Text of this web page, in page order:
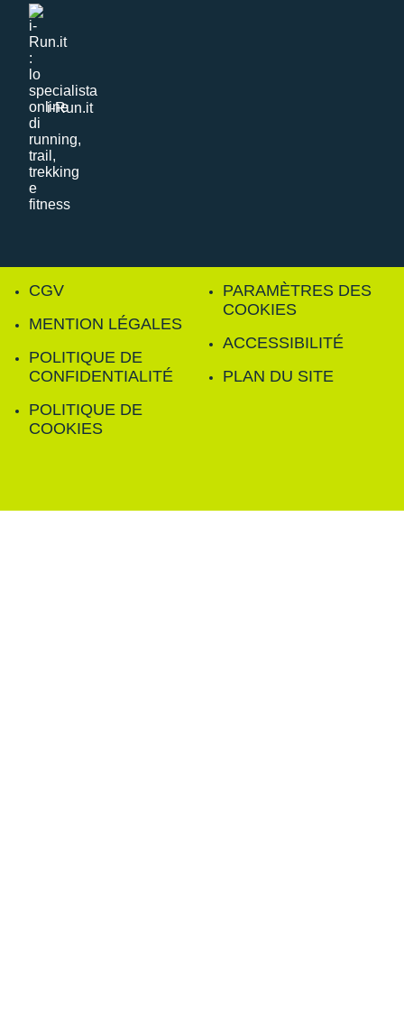
i-Run.it
CGV
MENTION LÉGALES
POLITIQUE DE
CONFIDENTIALITÉ
POLITIQUE DE
COOKIES
PARAMÈTRES DES
COOKIES
ACCESSIBILITÉ
PLAN DU SITE